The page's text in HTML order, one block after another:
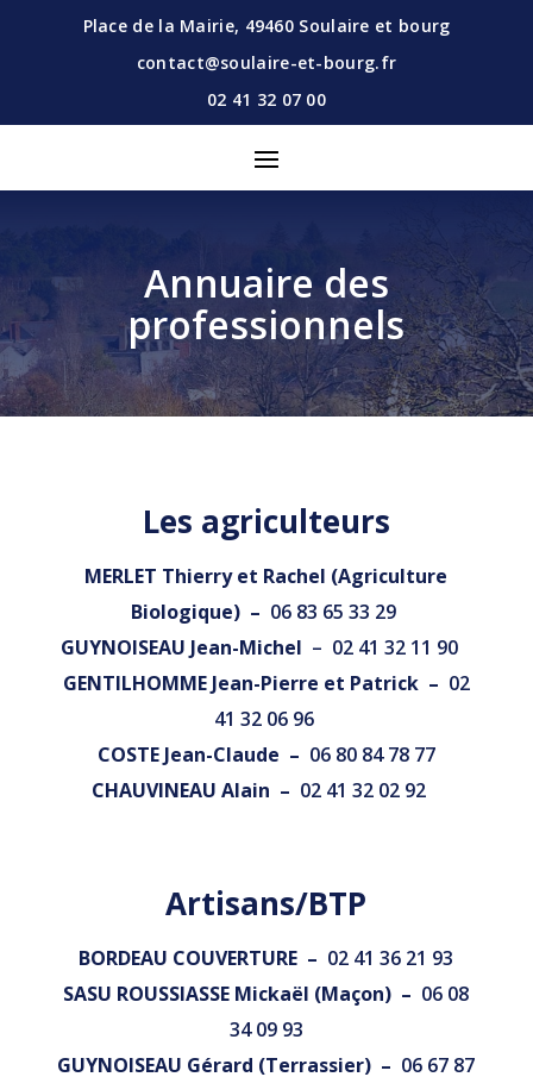
Place de la Mairie, 49460 Soulaire et bourg
contact@soulaire-et-bourg.fr
02 41 32 07 00
Annuaire des
professionnels
Les agriculteurs
MERLET Thierry et Rachel (Agriculture
Biologique) – 06 83 65 33 29
GUYNOISEAU Jean-Michel – 02 41 32 11 90
GENTILHOMME Jean-Pierre et Patrick – 02
41 32 06 96
COSTE Jean-Claude – 06 80 84 78 77
CHAUVINEAU Alain – 02 41 32 02 92
Artisans/BTP
BORDEAU COUVERTURE – 02 41 36 21 93
SASU ROUSSIASSE Mickaël (Maçon) – 06 08
34 09 93
GUYNOISEAU Gérard (Terrassier) – 06 67 87